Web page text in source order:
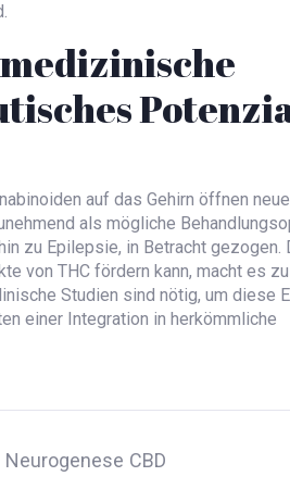
auf das Gehirn öffnen
als mögliche
zu Epilepsie, in Betracht gezogen.
von THC fördern kann, macht es
Studien sind nötig, um diese
einer Integration in herkömmliche
Neurogenese CBD